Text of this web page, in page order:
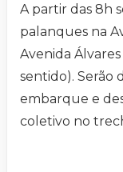
A partir das 8h
palanques na
Avenida Álvares
sentido). Serão
embarque e
coletivo no